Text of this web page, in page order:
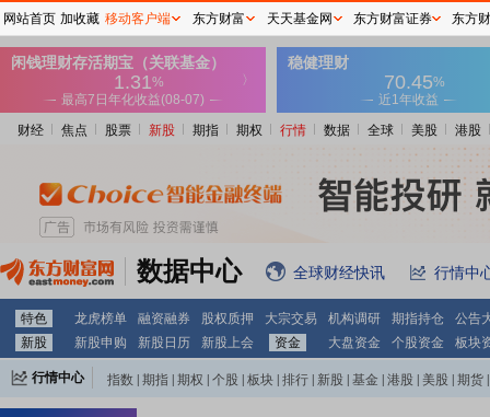
财经 焦点 股票 新股 期指 期权 行情 数据 全球 美股 港股
数据中心 全球财经快讯 行情中
特色 龙虎榜单 融资融券 股权质押 大宗交易 机构调研 期指持仓
公告
新股
新股申购 新股日历 新股上会 资金 大盘资金 个股资金 板块
行情中心 指数 期指 期权 个股 板块 排行 新股 基金 港股 美股 期货
网站首页 加收藏 移动客户端 东方财富 天天基金网 东方财富证券 东方